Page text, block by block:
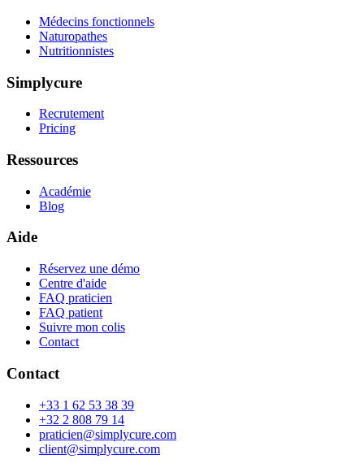
Médecins fonctionnels
Naturopathes
Nutritionnistes
Simplycure
Recrutement
Pricing
Ressources
Académie
Blog
Aide
Réservez une démo
Centre d'aide
FAQ praticien
FAQ patient
Suivre mon colis
Contact
Contact
+33 1 62 53 38 39
+32 2 808 79 14
praticien@simplycure.com
client@simplycure.com